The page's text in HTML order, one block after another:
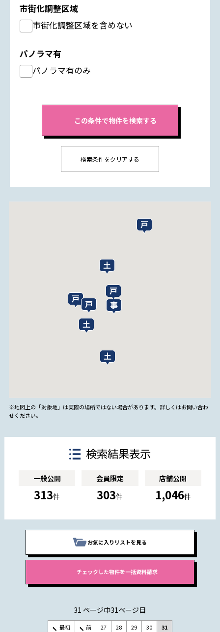
市街化調整区域
市街化調整区域を含めない
パノラマ有
パノラマ有のみ
検索条件をクリアする
※地図上の「対象地」は実際の場所ではない場合があります。詳しくはお問い合わ
せください。
検索結果表示
一般公開
313件
会員限定
303件
店舗公開
1,046件
お気に入りリストを見る
31 ページ中31ページ目
最初 前 27 28 29 30 31